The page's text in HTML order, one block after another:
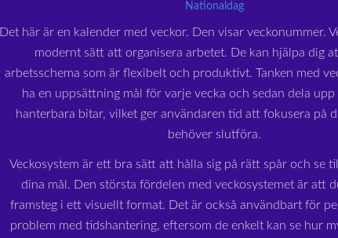
Nationaldag
Det här är en kalender med veckor. Den visar veckonummer.
modernt sätt att organisera arbetet. De kan hjälpa dig
arbetsschema som är flexibelt och produktivt. Tanken med
ha en uppsättning mål för varje vecka och sedan dela
hanterbara bitar, vilket ger användaren tid att fokusera på
behöver slutföra.
Veckosystem är ett bra sätt att hålla sig på rätt spår och se
dina mål. Den största fördelen med veckosystemet är att
framsteg i ett visuellt format. Det är också användbart för
problem med tidshantering, eftersom de enkelt kan se hur